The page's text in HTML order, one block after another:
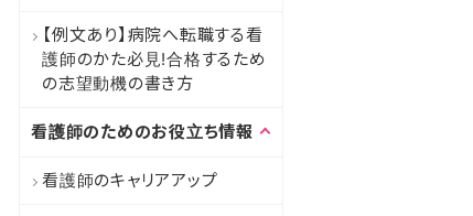
【例文あり】病院へ転職する看
護師のかた必見!合格するため
の志望動機の書き方
看護師のためのお役立ち情報
看護師のキャリアアップ